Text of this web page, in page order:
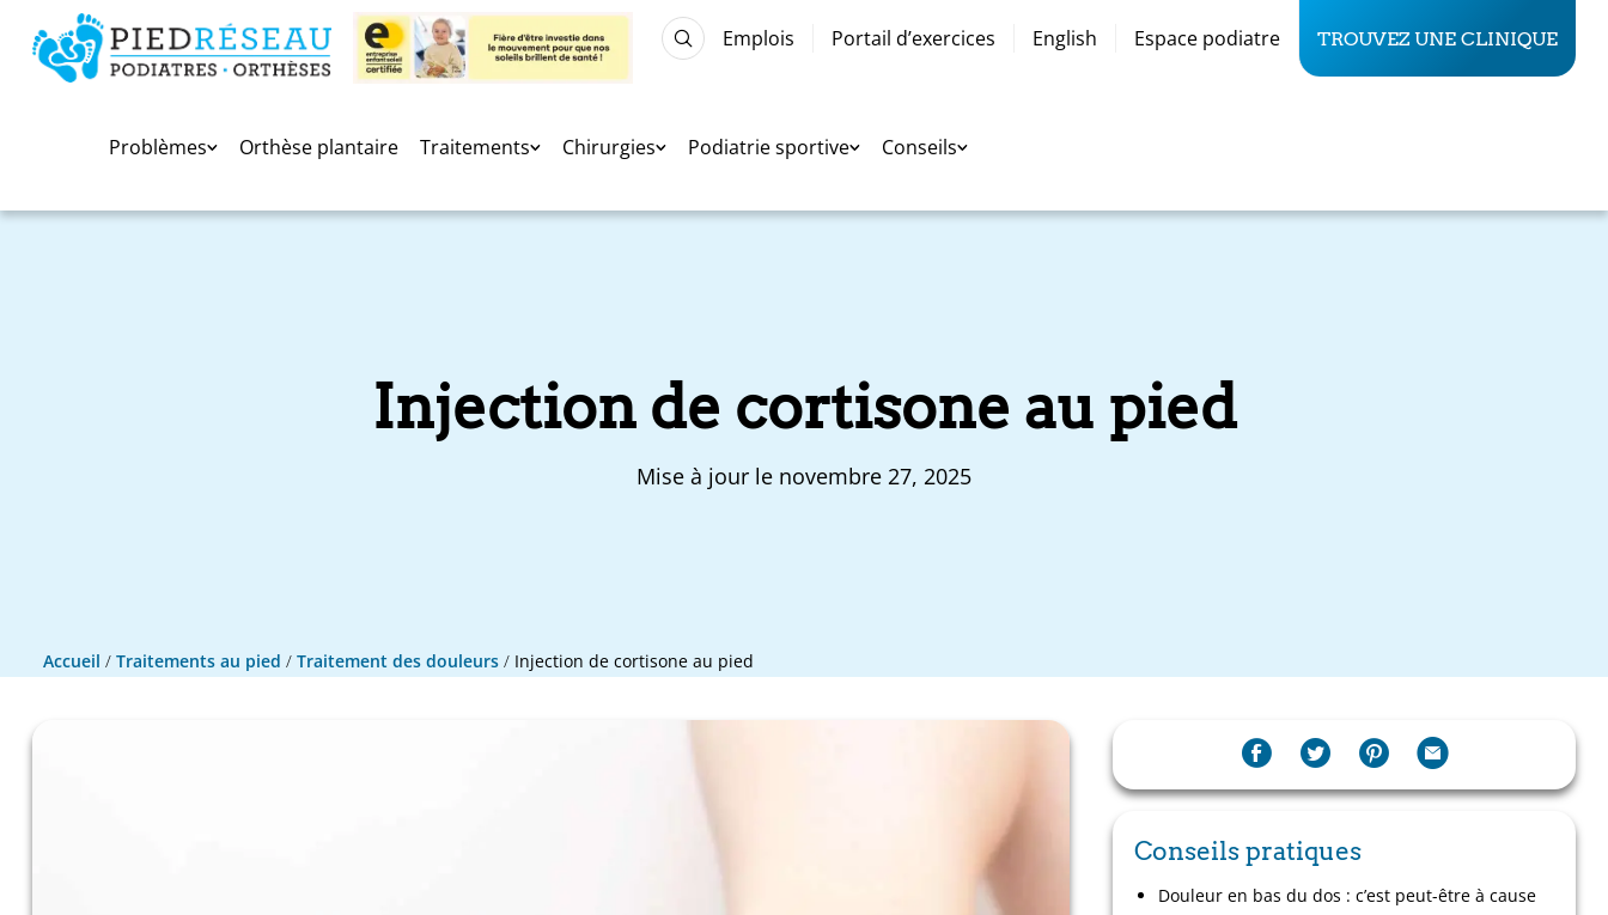
Problèmes Orthèse plantaire Traitements Chirurgies Podiatrie sportive Conseils
Emplois Portail d’exercices English Espace podiatre TROUVEZ UNE CLINIQUE
Injection de cortisone au pied
Mise à jour le novembre 27, 2025
Accueil / Traitements au pied / Traitement des douleurs / Injection de cortisone au pied
Conseils pratiques
Douleur en bas du dos : c’est peut-être à cause